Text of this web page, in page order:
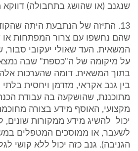
שנגנב (או שהושג בתחבולה)
שהם נחשפו עם צרור המפתחות או
על מיקומה של ה"כספת" שבה נמצא
בתוך המשאית. דומה שהערכות
בין גנב אקראי, מזדמן ויחסית בלתי
מתוכננת, שהושקעה בה עבודת
מקצועי, האוסף מידע בצורה
יכול להשיג מידע ממקורות שונים,
לשעבר, או ממוסכים המטפלים
הגניבה). גנב כזה יכול ללא קושי